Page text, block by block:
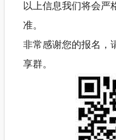
以上信息我们将会严
准。
非常感谢您的报名，
享群。